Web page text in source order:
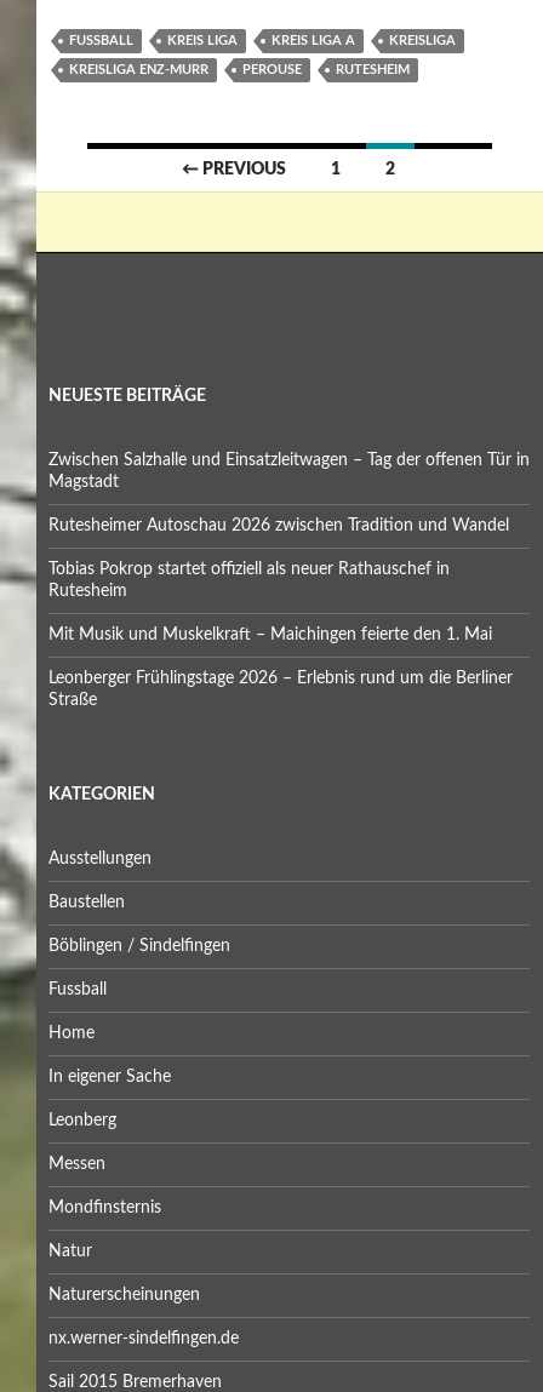
FUSSBALL KREIS LIGA KREIS LIGA A KREISLIGA
KREISLIGA ENZ-MURR PEROUSE RUTESHEIM
← PREVIOUS 1 2
NEUESTE BEITRÄGE
Zwischen Salzhalle und Einsatzleitwagen – Tag der offenen Tür in
Magstadt
Rutesheimer Autoschau 2026 zwischen Tradition und Wandel
Tobias Pokrop startet offiziell als neuer Rathauschef in
Rutesheim
Mit Musik und Muskelkraft – Maichingen feierte den 1. Mai
Leonberger Frühlingstage 2026 – Erlebnis rund um die Berliner
Straße
KATEGORIEN
Ausstellungen
Baustellen
Böblingen / Sindelfingen
Fussball
Home
In eigener Sache
Leonberg
Messen
Mondfinsternis
Natur
Naturerscheinungen
nx.werner-sindelfingen.de
Sail 2015 Bremerhaven